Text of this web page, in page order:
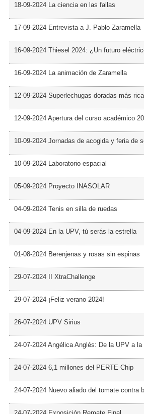
18-09-2024 La ciencia en las fallas
17-09-2024 Entrevista a J. Pablo Zaramella
16-09-2024 Thiesel 2024: ¿Un futuro
16-09-2024 La animación de Zaramella
12-09-2024 Superlechugas doradas más
12-09-2024 Apertura del curso académico
10-09-2024 Jornadas de acogida y feria de
10-09-2024 Laboratorio espacial
05-09-2024 Proyecto INASOLAR
04-09-2024 Tenis en silla de ruedas
04-09-2024 En la UPV, tú serás la estrella
01-08-2024 Berenjenas y rosas sin espinas
29-07-2024 II XtraChallenge
29-07-2024 ¡Feliz verano 2024!
26-07-2024 UPV Sirius
24-07-2024 Angélica Anglés: De la UPV a
24-07-2024 6,1 millones del PERTE Chip
24-07-2024 Nuevo aliado del tomate contra